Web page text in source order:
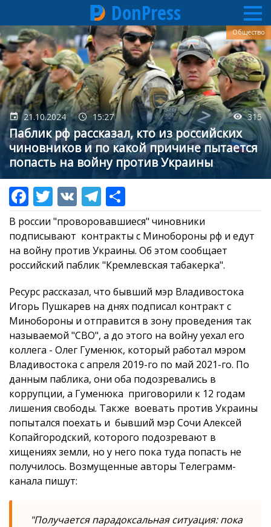
Перейти
к
основному
содержанию
DonPress
21.10.2024 15:27 315
Паблик рф рассказал, кто из российских
чиновников и по какой причине пытается
попасть на войну против Украины
Общество
В россии "проворовавшиеся" чиновники
подписывают контракты с Минобороны рф и едут
на войну против Украины. Об этом сообщает
российский паблик "Кремлевская табакерка".
Ресурс рассказал, что бывший мэр Владивостока
Игорь Пушкарев на днях подписал контракт с
Минобороны и отправится в зону проведения так
называемой "СВО", а до этого на войну уехал его
коллега - Олег Гуменюк, который работал мэром
Владивостока с апреля 2019-го по май 2021-го. По
данным паблика, они оба подозревались в
коррупции, а Гуменюка приговорили к 12 годам
лишения свободы. Также воевать против Украины
попытался поехать и бывший мэр Сочи Алексей
Копайгородский, которого подозревают в
хищениях земли, но у него пока туда попасть не
получилось. Возмущенные авторы Телеграмм-
канала пишут:
"Получается парадоксальная ситуация: пока